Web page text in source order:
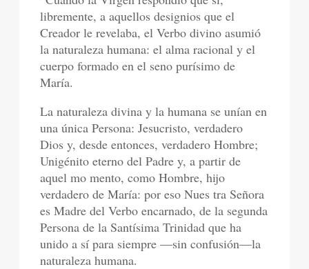
libremente, a aquellos designios que el
Creador le revelaba, el Verbo divino asumió
la naturaleza humana: el alma racional y el
cuerpo formado en el seno purísimo de
María.
La naturaleza divina y la humana se unían en
una única Persona: Jesucristo, verdadero
Dios y, desde entonces, verdadero Hombre;
Unigénito eterno del Padre y, a partir de
aquel mo mento, como Hombre, hijo
verdadero de María: por eso Nues tra Señora
es Madre del Verbo encarnado, de la segunda
Persona de la Santísima Trinidad que ha
unido a sí para siempre —sin confusión—la
naturaleza humana.